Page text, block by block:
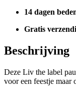
14 dagen
Gratis
Beschrijving
Deze Liv the label
voor een feestje maar